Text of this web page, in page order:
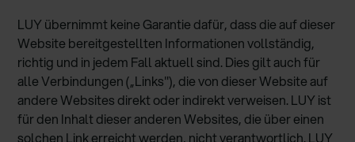
LUY übernimmt keine Garantie dafür, dass die auf dieser
Website bereitgestellten Informationen vollständig,
richtig und in jedem Fall aktuell sind. Dies gilt auch für
alle Verbindungen („Links"), die von dieser Website auf
andere Websites direkt oder indirekt verweisen. LUY ist
für den Inhalt dieser anderen Websites, die über einen
solchen Link erreicht werden, nicht verantwortlich. LUY